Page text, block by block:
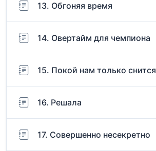
13. Обгоняя время
14. Овертайм для чемпиона
15. Покой нам только снится
16. Решала
17. Совершенно несекретно